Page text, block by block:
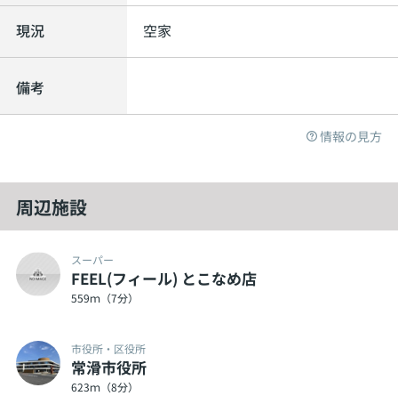
現況 空家
備考
情報の見方
周辺施設
スーパー
FEEL(フィール) とこなめ店
559ｍ（7分）
市役所・区役所
常滑市役所
623ｍ（8分）